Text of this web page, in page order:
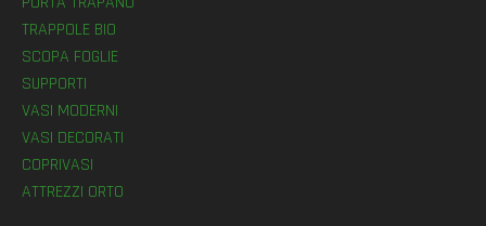
TRAPPOLE BIO
SCOPA FOGLIE
SUPPORTI
VASI MODERNI
VASI DECORATI
COPRIVASI
ATTREZZI ORTO